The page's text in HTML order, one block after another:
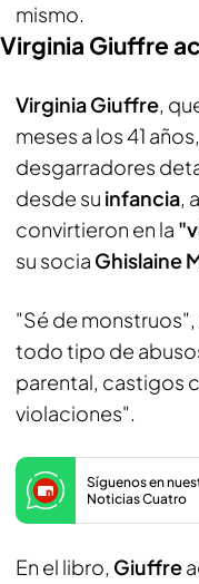
mismo.
Virginia Giuffre
Virginia Giuffre,
meses a los 41
desgarradores
desde su infancia,
convirtieron en la
su socia Ghislaine
"Sé de
todo tipo de
parental, castigos
violaciones".
Síguenos en
Noticias Cuatro
En el libro, Giuffre